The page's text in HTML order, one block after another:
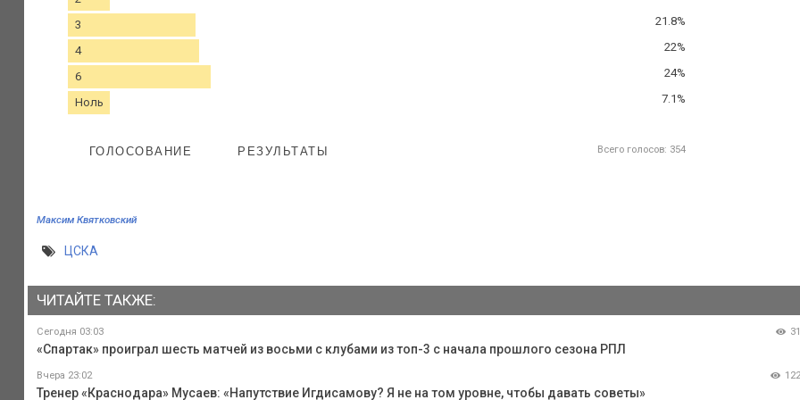
3 21.8%
4 22%
6 24%
Ноль 7.1%
ГОЛОСОВАНИЕ РЕЗУЛЬТАТЫ Всего голосов: 354
Максим Квятковский
ЦСКА
ЧИТАЙТЕ ТАКЖЕ:
Сегодня 03:03
«Спартак» проиграл шесть матчей из восьми с клубами из топ-3 с начала прошлого сезона РПЛ
Вчера 23:02
Тренер «Краснодара» Мусаев: «Напутствие Игдисамову? Я не на том уровне, чтобы давать советы»